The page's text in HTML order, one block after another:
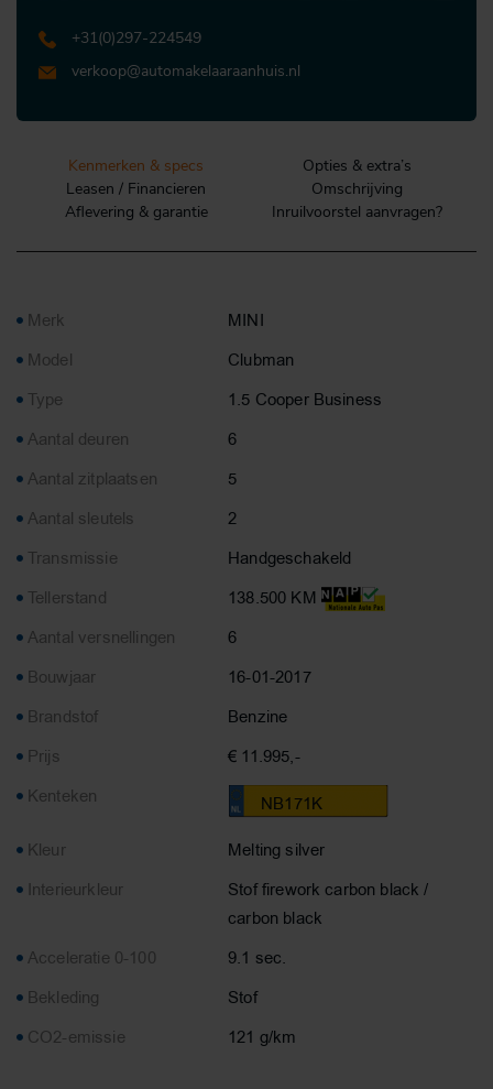
+31 (0)297-224549
verkoop@automakelaaraanhuis.nl
Kenmerken & specs
Opties & extra’s
Leasen / Financieren
Omschrijving
Aflevering & garantie
Inruilvoorstel aanvragen?
Merk
MINI
Model
Clubman
Type
1.5 Cooper Business
Aantal deuren
6
Aantal zitplaatsen
5
Aantal sleutels
2
Transmissie
Handgeschakeld
Tellerstand
138.500 KM
Aantal versnellingen
6
Bouwjaar
16-01-2017
Brandstof
Benzine
Prijs
€ 11.995,-
Kenteken
NB171K
Kleur
Melting silver
Interieurkleur
Stof firework carbon black /
carbon black
Acceleratie 0-100
9.1 sec.
Bekleding
Stof
CO2-emissie
121 g/km